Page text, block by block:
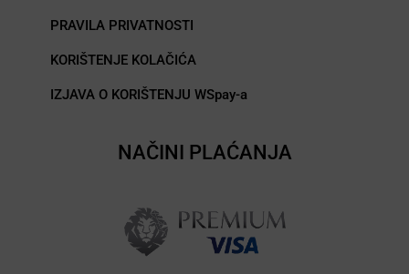
PRAVILA PRIVATNOSTI
KORIŠTENJE KOLAČIĆA
IZJAVA O KORIŠTENJU WSpay-a
NAČINI PLAĆANJA